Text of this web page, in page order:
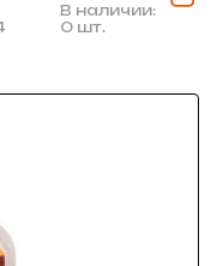
В наличии:
0 шт.